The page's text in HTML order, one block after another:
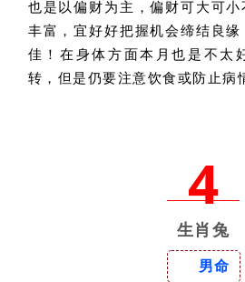
也是以偏财为主，偏财可大可
丰富，宜好好把握机会缔结良
佳！在身体方面本月也是不太
转，但是仍要注意饮食或防止病
4
生肖兔
男命